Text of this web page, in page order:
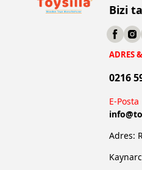
Bizi
ADRES
0216
E-Posta
info@
Adres: